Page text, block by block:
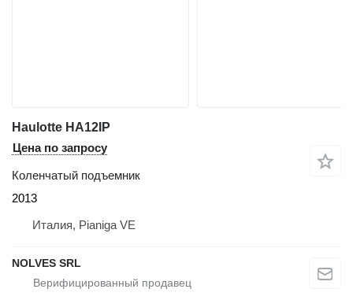
Haulotte HA12IP
Цена по запросу
Коленчатый подъемник
2013
Италия, Pianiga VE
NOLVES SRL